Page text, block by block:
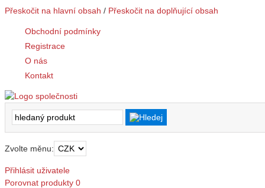
Přeskočit na hlavní obsah / Přeskočit na doplňující obsah
Obchodní podmínky
Registrace
O nás
Kontakt
Zvolte měnu:
Přihlásit uživatele
Porovnat produkty 0